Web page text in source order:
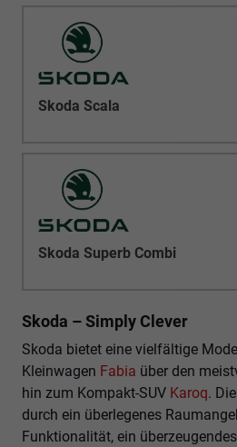
Skoda Scala
Skoda Superb Combi
Skoda – Simply Clever
Skoda bietet eine vielfältige
Kleinwagen Fabia über den
hin zum Kompakt-SUV Karoq.
durch ein überlegenes
Funktionalität, ein